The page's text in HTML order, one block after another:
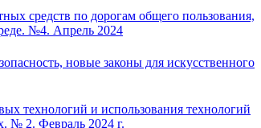
средств по дорогам общего пользования,
№4. Апрель 2024
новые законы для искусственного
технологий и использования технологий
№ 2. Февраль 2024 г.